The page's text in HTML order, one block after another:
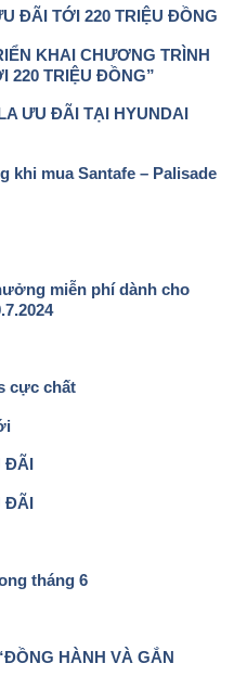
ĐÃI TỚI 220 TRIỆU ĐỒNG
KHAI CHƯƠNG TRÌNH
220 TRIỆU ĐỒNG”
ƯU ĐÃI TẠI HYUNDAI
khi mua Santafe – Palisade
miễn phí dành cho
cực chất
ĐÃI
ĐÃI
tháng 6
HÀNH VÀ GẮN